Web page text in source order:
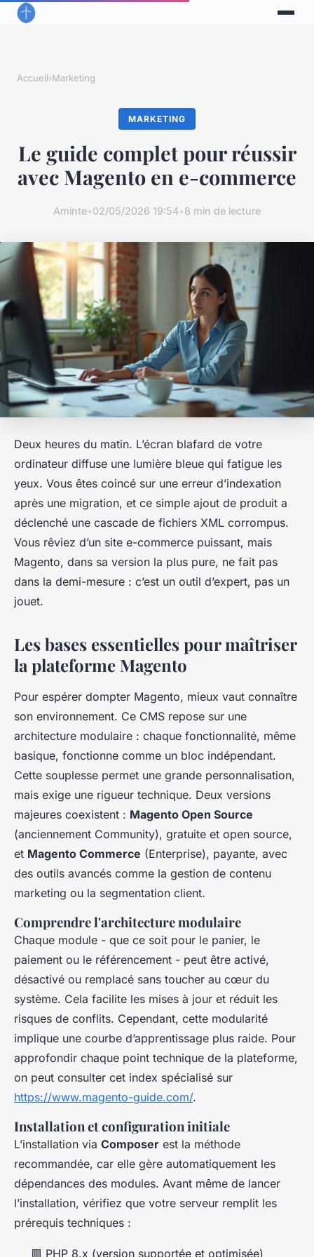
Accueil›Marketing
MARKETING
Le guide complet pour réussir
avec Magento en e-commerce
Aminte•02/05/2026 19:54•8 min de lecture
Deux heures du matin. L’écran blafard de votre
ordinateur diffuse une lumière bleue qui fatigue les
yeux. Vous êtes coincé sur une erreur d’indexation
après une migration, et ce simple ajout de produit a
déclenché une cascade de fichiers XML corrompus.
Vous rêviez d’un site e-commerce puissant, mais
Magento, dans sa version la plus pure, ne fait pas
dans la demi-mesure : c’est un outil d’expert, pas un
jouet.
Les bases essentielles pour maîtriser
la plateforme Magento
Pour espérer dompter Magento, mieux vaut connaître
son environnement. Ce CMS repose sur une
architecture modulaire : chaque fonctionnalité, même
basique, fonctionne comme un bloc indépendant.
Cette souplesse permet une grande personnalisation,
mais exige une rigueur technique. Deux versions
majeures coexistent : Magento Open Source
(anciennement Community), gratuite et open source,
et Magento Commerce (Enterprise), payante, avec
des outils avancés comme la gestion de contenu
marketing ou la segmentation client.
Comprendre l'architecture modulaire
Chaque module - que ce soit pour le panier, le
paiement ou le référencement - peut être activé,
désactivé ou remplacé sans toucher au cœur du
système. Cela facilite les mises à jour et réduit les
risques de conflits. Cependant, cette modularité
implique une courbe d’apprentissage plus raide. Pour
approfondir chaque point technique de la plateforme,
on peut consulter cet index spécialisé sur
https://www.magento-guide.com/.
Installation et configuration initiale
L’installation via Composer est la méthode
recommandée, car elle gère automatiquement les
dépendances des modules. Avant même de lancer
l’installation, vérifiez que votre serveur remplit les
prérequis techniques :
🟥 PHP 8.x (version supportée et optimisée)